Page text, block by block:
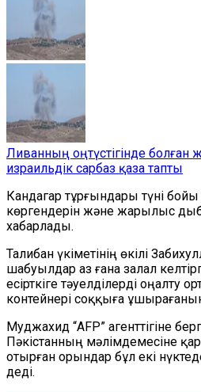
Ливанның оңтүстігінде болған
израильдік сарбаз қаза тапты
Кандагартұрғындары түні
көргендерін және жарылыс
хабарлады.
Талибан үкіметінің өкілі
шабуылдар аз ғана залал
есірткіге тәуелділерді оңалту
контейнері соққыға
Муджахид “AFP” агенттігіне
Пәкістанның мәлімдемесіне
отырған орындар бұл екі
деді.